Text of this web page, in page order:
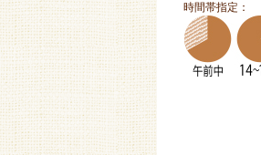
時間帯指定：